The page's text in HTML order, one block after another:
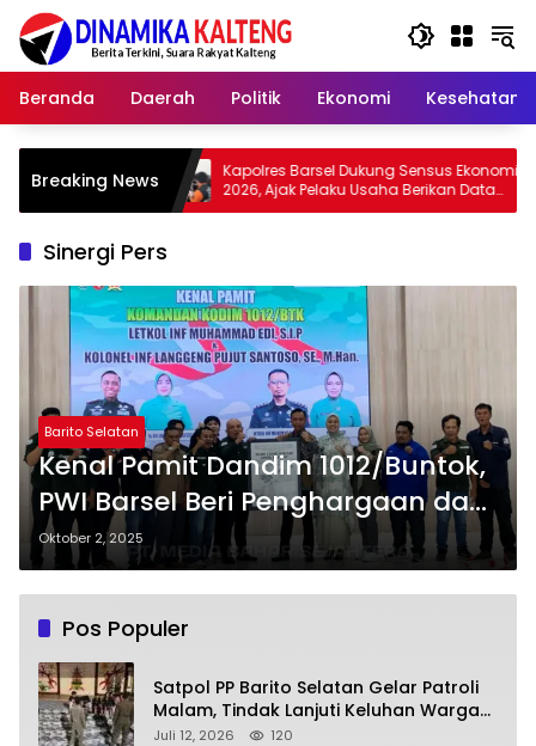
Langsung
konten
Beranda
Daerah Politik Ekonomi Kesehatan
Breaking News
Kapolres Barsel Dukung Sensus Ekonomi
2026, Ajak Pelaku Usaha Berikan Data
yang Jujur
Wabup
Adat dan
Zaman
Sinergi Pers
Barito Selatan
Kenal Pamit Dandim 1012/Buntok,
PWI Barsel Beri Penghargaan dan
Harapan
Oktober 2, 2025
Pos Populer
Satpol PP Barito Selatan Gelar Patroli
Malam, Tindak Lanjuti Keluhan Warga
soal Balap Liar dan Remaja Nongkrong
Juli 12, 2026 120